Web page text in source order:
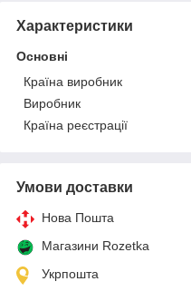
Характеристики
Основні
Країна виробник
Виробник
Країна реєстрації
Умови доставки
Нова Пошта
Магазини Rozetka
Укрпошта